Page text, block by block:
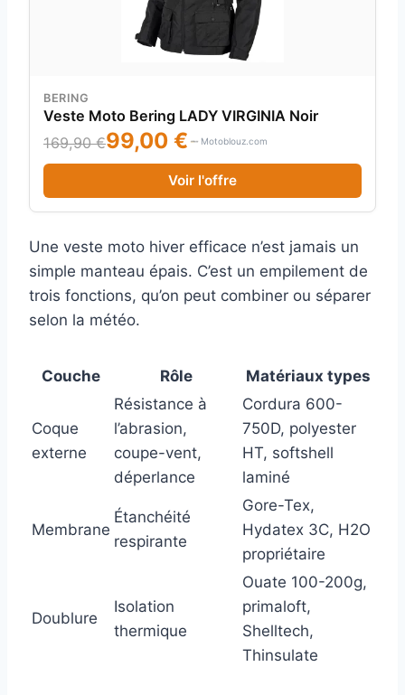
BERING
Veste Moto Bering LADY VIRGINIA Noir
169,90 €99,00 € Motoblouz.com
Voir l'offre
Une veste moto hiver efficace n’est jamais un
simple manteau épais. C’est un empilement de
trois fonctions, qu’on peut combiner ou séparer
selon la météo.
Couche Rôle Matériaux types
Coque
externe
Résistance à
l’abrasion,
coupe-vent,
déperlance
Cordura 600-
750D, polyester
HT, softshell
laminé
Membrane
Étanchéité
respirante
Gore-Tex,
Hydatex 3C, H2O
propriétaire
Doublure
Isolation
thermique
Ouate 100-200g,
primaloft,
Shelltech,
Thinsulate